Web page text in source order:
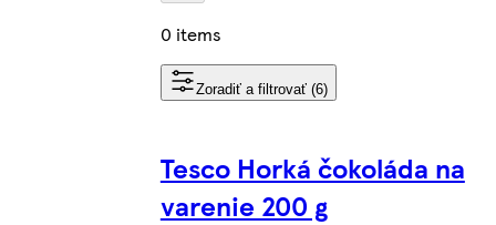
0 items
Zoradiť a filtrovať (6)
Tesco Horká čokoláda na
varenie 200 g